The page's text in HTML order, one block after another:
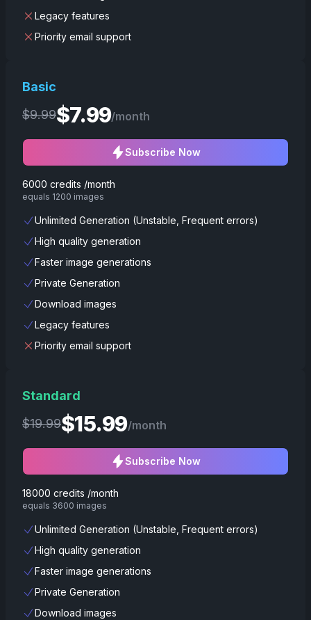
Legacy features
Priority email support
Basic
$9.99$7.99/month
Subscribe Now
6000 credits /month
equals 1200 images
Unlimited Generation (Unstable, Frequent errors)
High quality generation
Faster image generations
Private Generation
Download images
Legacy features
Priority email support
Standard
$19.99$15.99/month
Subscribe Now
18000 credits /month
equals 3600 images
Unlimited Generation (Unstable, Frequent errors)
High quality generation
Faster image generations
Private Generation
Download images